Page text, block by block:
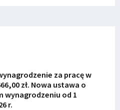
za pracę w
zł. Nowa ustawa o
wynagrodzeniu od 1
r.